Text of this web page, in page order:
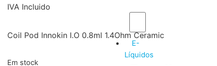
E-
Líquidos
IVA Incluido
Coil Pod Innokin I.O 0.8ml 1.4Ohm Ceramic
Em stock